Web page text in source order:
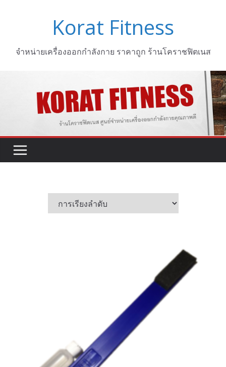
Korat Fitness
จำหน่ายเครื่องออกกำลังกาย ราคาถูก ร้านโคราชฟิตเนส